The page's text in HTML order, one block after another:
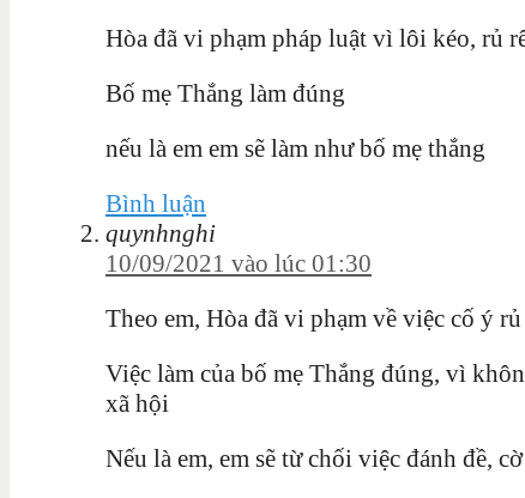
Hòa đã vi phạm pháp luật vì lôi kéo, rủ
Bố mẹ Thắng làm đúng
nếu là em em sẽ làm như bố mẹ thắng
Bình luận
quynhnghi
10/09/2021 vào lúc 01:30
Theo em, Hòa đã vi phạm về việc cố ý
Việc làm của bố mẹ Thắng đúng, vì
xã hội
Nếu là em, em sẽ từ chối việc đánh đề,